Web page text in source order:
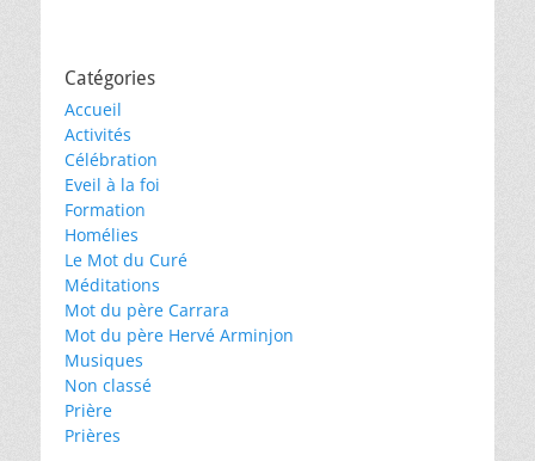
Catégories
Accueil
Activités
Célébration
Eveil à la foi
Formation
Homélies
Le Mot du Curé
Méditations
Mot du père Carrara
Mot du père Hervé Arminjon
Musiques
Non classé
Prière
Prières